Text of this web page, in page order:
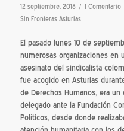
12 septiembre, 2018 / 1 Comentario
Sin Fronteras Asturias
El pasado lunes 10 de
numerosas organizaciones en
asesinato del sindicalista
fue acogido en Asturias
de Derechos Humanos, era
delegado ante la Fundación
Políticos, desde donde